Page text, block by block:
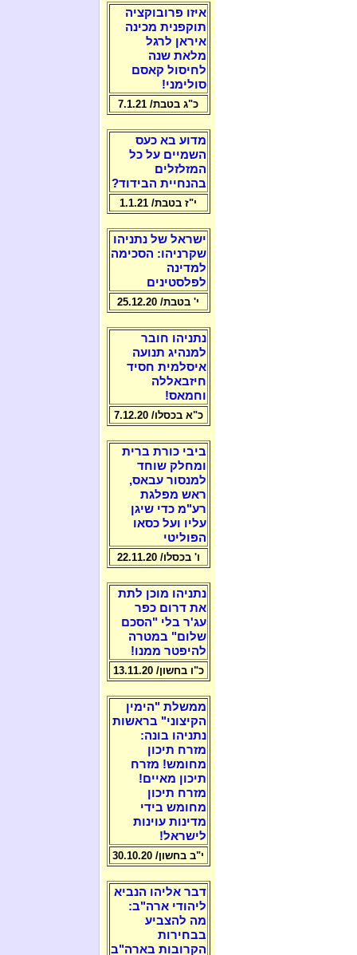
איזו פרובוקציה
תוקפנית מכינה
איראן לרגל
מלאת שנה
לחיסול קאסם
סולימני!
כ"ג בטבת/ 7.1.21
מדוע בא כעס
השמיים על כל
המזלזלים
בהנחיית הבידוד?
י"ז בטבת/ 1.1.21
ישראל של נתניהו
שקרניהו: הסכימה
למדינה
לפלסטינים
י' בטבת/ 25.12.20
נתניהו חובר
למנהיג תנועה
איסלמית חסיד
חיזבאללה
וחמאס!
כ"א בכסלו/ 7.12.20
ביבי כורת ברית
ומחלק שוחד
למנסור עבאס,
ראש מפלגת
רע"מ כדי שיגן
עליו ועל כסאו
הפוליטי
ו' בכסלו/ 22.11.20
נתניהו מוכן לתת
את דרום כפר
עג'ר בלי "הסכם
שלום" במטרה
להיפטר ממנו!
כ"ו בחשון/ 13.11.20
ממשלת "הימין
הקיצוני" בראשות
נתניהו בונה:
מזרח תיכון
מחומש! מזרח
תיכון מאיים!
מזרח תיכון
מחומש בידי
מדינות עוינות
לישראל!
י"ב בחשון/ 30.10.20
דבר אליהו הנביא
ליהודי ארה"ב:
מה להצביע
בבחירות
הקרובות בארה"ב